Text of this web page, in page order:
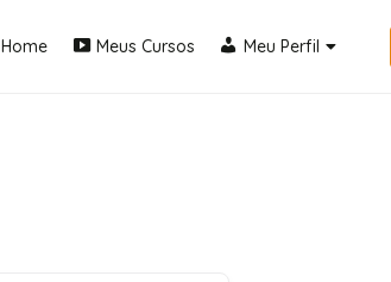
Home Meus Cursos Meu Perfil